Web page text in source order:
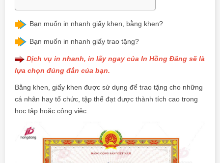
Bạn muốn in nhanh giấy khen, bằng khen?
Bạn muốn in nhanh giấy trao tặng?
Dịch vụ in nhanh, in lấy ngay của In Hồng Đăng sẽ là
lựa chọn đúng đắn của bạn.
Bằng khen, giấy khen được sử dụng để trao tặng cho những
cá nhân hay tổ chức, tập thể đạt được thành tích cao trong
học tập hoặc công việc.